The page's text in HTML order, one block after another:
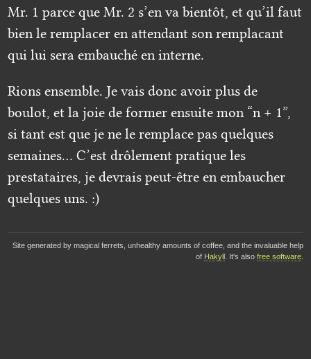
Mr. 1 parce que Mr. 2 s’en va bientôt, et qu’il faut
bien le remplacer en attendant son remplacant
qui lui sera embauché en interne.
Rions ensemble. Je vais donc avoir plus de
boulot, et la joie de former ensuite mon “n + 1”,
si tant est que je ne le remplace pas quelques
semaines… C’est drôlement pratique les
prestataires, je devrais peut-être en embaucher
quelques uns. :)
Site generated by magical ferrets, unhealthy amounts of coffee, and the invaluable help
of Hakyll . It's also free software.